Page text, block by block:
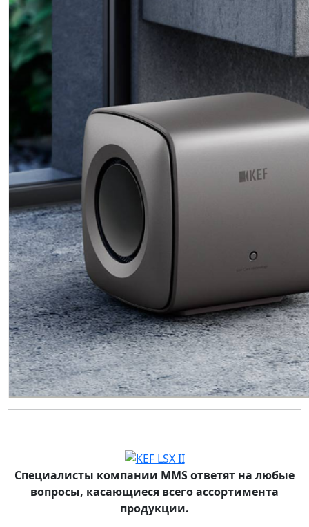
Специалисты компании MMS ответят на любые
вопросы, касающиеся всего ассортимента
продукции.